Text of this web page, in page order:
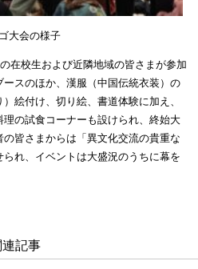
大会の様子
在校生および近隣地域の皆さまが参加
スのほか、漢服（中国伝統衣装）の
絵付け、切り絵、書道体験に加え、
の試食コーナーも設けられ、終始大
皆さまからは「異文化交流の貴重な
れ、イベントは大盛況のうちに幕を
連記事